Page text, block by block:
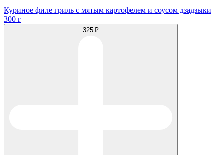
Куриное филе гриль с мятым картофелем и соусом дзадзыки
300 г
325 ₽